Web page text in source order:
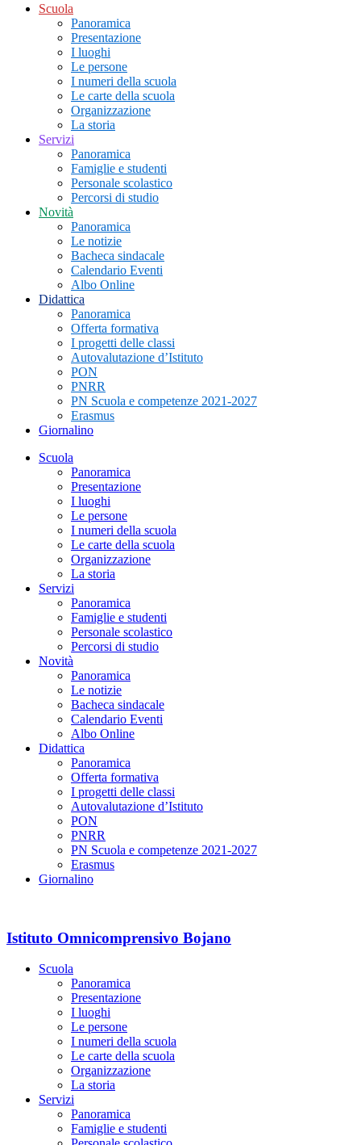
Scuola
Panoramica
Presentazione
I luoghi
Le persone
I numeri della scuola
Le carte della scuola
Organizzazione
La storia
Servizi
Panoramica
Famiglie e studenti
Personale scolastico
Percorsi di studio
Novità
Panoramica
Le notizie
Bacheca sindacale
Calendario Eventi
Albo Online
Didattica
Panoramica
Offerta formativa
I progetti delle classi
Autovalutazione d’Istituto
PON
PNRR
PN Scuola e competenze 2021-2027
Erasmus
Giornalino
Scuola
Panoramica
Presentazione
I luoghi
Le persone
I numeri della scuola
Le carte della scuola
Organizzazione
La storia
Servizi
Panoramica
Famiglie e studenti
Personale scolastico
Percorsi di studio
Novità
Panoramica
Le notizie
Bacheca sindacale
Calendario Eventi
Albo Online
Didattica
Panoramica
Offerta formativa
I progetti delle classi
Autovalutazione d’Istituto
PON
PNRR
PN Scuola e competenze 2021-2027
Erasmus
Giornalino
Istituto Omnicomprensivo Bojano
Scuola
Panoramica
Presentazione
I luoghi
Le persone
I numeri della scuola
Le carte della scuola
Organizzazione
La storia
Servizi
Panoramica
Famiglie e studenti